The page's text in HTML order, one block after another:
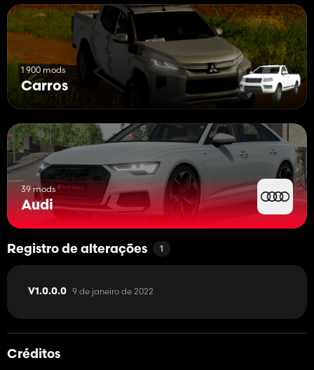
1 900 mods
Carros
39 mods
Audi
Registro de alterações 1
V1.0.0.0 9 de janeiro de 2022
Créditos